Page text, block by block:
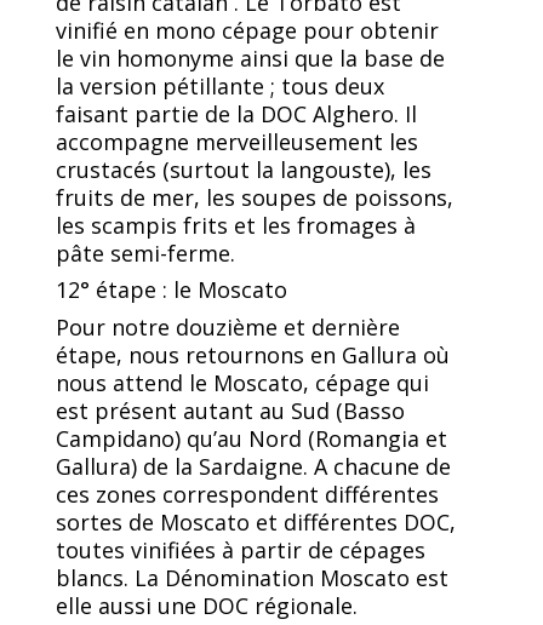
vinifié en mono cépage pour obtenir
le vin homonyme ainsi que la base de
la version pétillante ; tous deux
faisant partie de la DOC Alghero. Il
accompagne merveilleusement les
crustacés (surtout la langouste), les
fruits de mer, les soupes de poissons,
les scampis frits et les fromages à
pâte semi-ferme.
12° étape : le Moscato
Pour notre douzième et dernière
étape, nous retournons en Gallura où
nous attend le Moscato, cépage qui
est présent autant au Sud (Basso
Campidano) qu’au Nord (Romangia et
Gallura) de la Sardaigne. A chacune de
ces zones correspondent différentes
sortes de Moscato et différentes DOC,
toutes vinifiées à partir de cépages
blancs. La Dénomination Moscato est
elle aussi une DOC régionale.